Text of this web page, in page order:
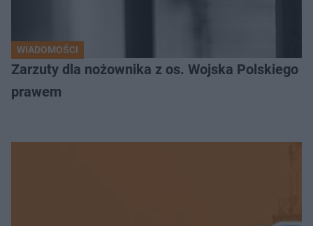
WIADOMOŚCI
Zarzuty dla nożownika z os. Wojska Polskiego
prawem